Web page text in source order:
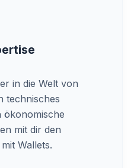
in die Welt von
technisches
ökonomische
mit dir den
Wallets.